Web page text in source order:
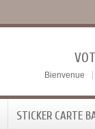
Bienvenue
STICKER CARTE